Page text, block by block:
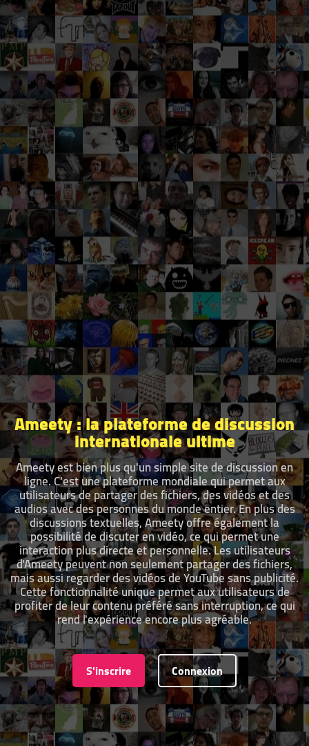
Ameety : la plateforme de discussion
internationale ultime
Ameety est bien plus qu'un simple site de discussion en
ligne. C'est une plateforme mondiale qui permet aux
utilisateurs de partager des fichiers, des vidéos et des
audios avec des personnes du monde entier. En plus des
discussions textuelles, Ameety offre également la
possibilité de discuter en vidéo, ce qui permet une
interaction plus directe et personnelle. Les utilisateurs
d'Ameety peuvent non seulement partager des fichiers,
mais aussi regarder des vidéos de YouTube sans publicité.
Cette fonctionnalité unique permet aux utilisateurs de
profiter de leur contenu préféré sans interruption, ce qui
rend l'expérience encore plus agréable.
S'inscrire Connexion